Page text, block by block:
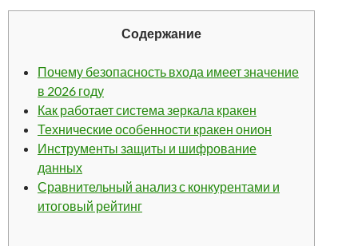
Содержание
Почему безопасность входа имеет значение
в 2026 году
Как работает система зеркала кракен
Технические особенности кракен онион
Инструменты защиты и шифрование
данных
Сравнительный анализ с конкурентами и
итоговый рейтинг